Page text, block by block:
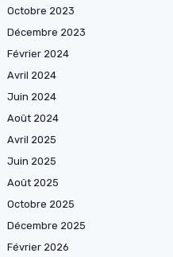
Octobre 2023
Décembre 2023
Février 2024
Avril 2024
Juin 2024
Août 2024
Avril 2025
Juin 2025
Août 2025
Octobre 2025
Décembre 2025
Février 2026